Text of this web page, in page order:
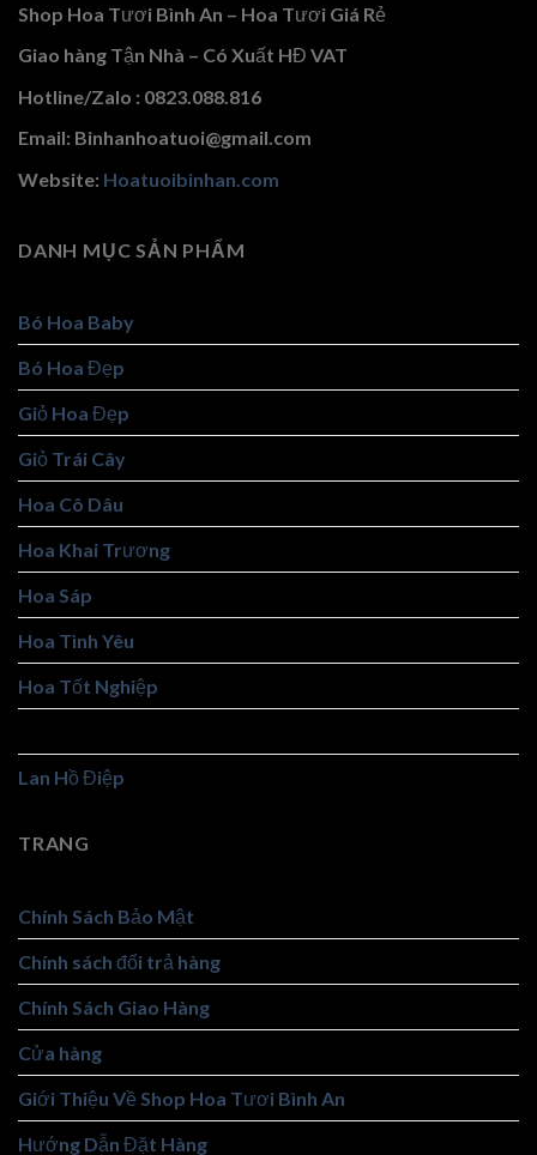
Shop Hoa Tươi Bình An – Hoa Tươi Giá Rẻ
Giao hàng Tận Nhà – Có Xuất HĐ VAT
Hotline/Zalo : 0823.088.816
Email: Binhanhoatuoi@gmail.com
Website: Hoatuoibinhan.com
DANH MỤC SẢN PHẨM
Bó Hoa Baby
Bó Hoa Đẹp
Giỏ Hoa Đẹp
Giỏ Trái Cây
Hoa Cô Dâu
Hoa Khai Trương
Hoa Sáp
Hoa Tình Yêu
Hoa Tốt Nghiệp
Lan Hồ Điệp
TRANG
Chính Sách Bảo Mật
Chính sách đổi trả hàng
Chính Sách Giao Hàng
Cửa hàng
Giới Thiệu Về Shop Hoa Tươi Bình An
Hướng Dẫn Đặt Hàng